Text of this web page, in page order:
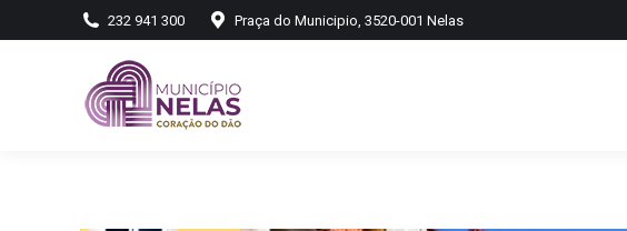
232 941 300 Praça do Municipio, 3520-001 Nelas